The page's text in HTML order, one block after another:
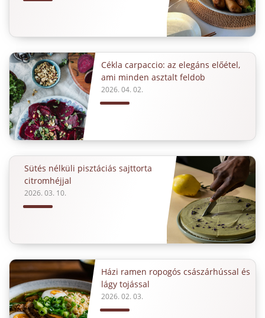
Cékla carpaccio: az elegáns előétel,
ami minden asztalt feldob
2026. 04. 02.
Sütés nélküli pisztáciás sajttorta
citromhéjjal
2026. 03. 10.
Házi ramen ropogós császárhússal és
lágy tojással
2026. 02. 03.